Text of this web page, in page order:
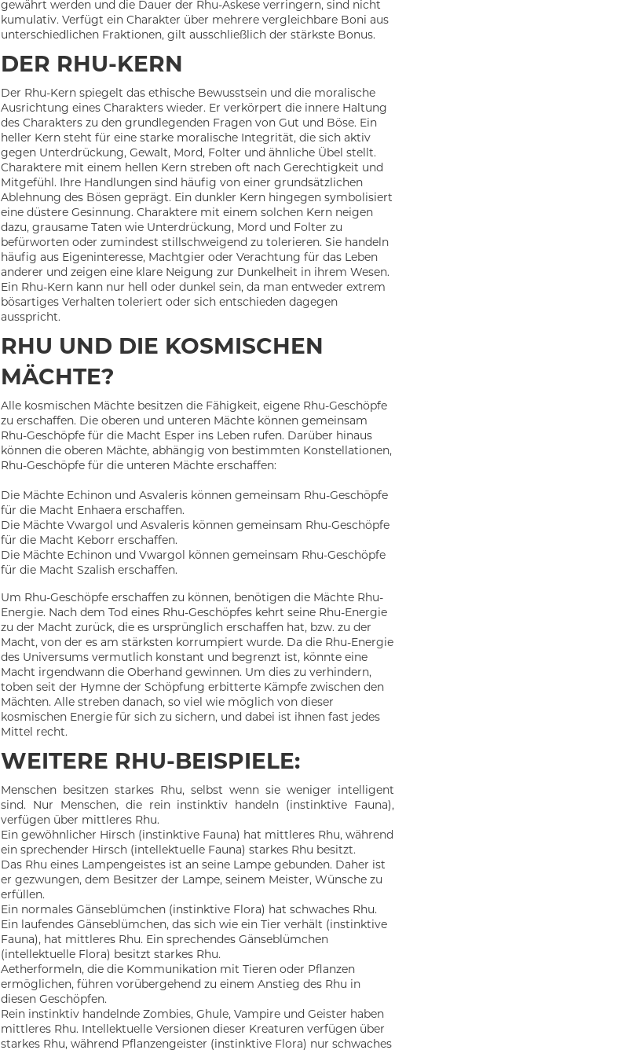
gewährt werden und die Dauer der Rhu-Askese verringern, sind nicht
kumulativ. Verfügt ein Charakter über mehrere vergleichbare Boni aus
unterschiedlichen Fraktionen, gilt ausschließlich der stärkste Bonus.
DER RHU-KERN
Der Rhu-Kern spiegelt das ethische Bewusstsein und die moralische
Ausrichtung eines Charakters wieder. Er verkörpert die innere Haltung
des Charakters zu den grundlegenden Fragen von Gut und Böse. Ein
heller Kern steht für eine starke moralische Integrität, die sich aktiv
gegen Unterdrückung, Gewalt, Mord, Folter und ähnliche Übel stellt.
Charaktere mit einem hellen Kern streben oft nach Gerechtigkeit und
Mitgefühl. Ihre Handlungen sind häufig von einer grundsätzlichen
Ablehnung des Bösen geprägt. Ein dunkler Kern hingegen symbolisiert
eine düstere Gesinnung. Charaktere mit einem solchen Kern neigen
dazu, grausame Taten wie Unterdrückung, Mord und Folter zu
befürworten oder zumindest stillschweigend zu tolerieren. Sie handeln
häufig aus Eigeninteresse, Machtgier oder Verachtung für das Leben
anderer und zeigen eine klare Neigung zur Dunkelheit in ihrem Wesen.
Ein Rhu-Kern kann nur hell oder dunkel sein, da man entweder extrem
bösartiges Verhalten toleriert oder sich entschieden dagegen
ausspricht.
RHU UND DIE KOSMISCHEN
MÄCHTE?
Alle kosmischen Mächte besitzen die Fähigkeit, eigene Rhu-Geschöpfe
zu erschaffen. Die oberen und unteren Mächte können gemeinsam
Rhu-Geschöpfe für die Macht Esper ins Leben rufen. Darüber hinaus
können die oberen Mächte, abhängig von bestimmten Konstellationen,
Rhu-Geschöpfe für die unteren Mächte erschaffen:
Die Mächte Echinon und Asvaleris können gemeinsam Rhu-Geschöpfe
für die Macht Enhaera erschaffen.
Die Mächte Vwargol und Asvaleris können gemeinsam Rhu-Geschöpfe
für die Macht Keborr erschaffen.
Die Mächte Echinon und Vwargol können gemeinsam Rhu-Geschöpfe
für die Macht Szalish erschaffen.
Um Rhu-Geschöpfe erschaffen zu können, benötigen die Mächte Rhu-
Energie. Nach dem Tod eines Rhu-Geschöpfes kehrt seine Rhu-Energie
zu der Macht zurück, die es ursprünglich erschaffen hat, bzw. zu der
Macht, von der es am stärksten korrumpiert wurde. Da die Rhu-Energie
des Universums vermutlich konstant und begrenzt ist, könnte eine
Macht irgendwann die Oberhand gewinnen. Um dies zu verhindern,
toben seit der Hymne der Schöpfung erbitterte Kämpfe zwischen den
Mächten. Alle streben danach, so viel wie möglich von dieser
kosmischen Energie für sich zu sichern, und dabei ist ihnen fast jedes
Mittel recht.
WEITERE RHU-BEISPIELE:
Menschen besitzen starkes Rhu, selbst wenn sie weniger intelligent
sind. Nur Menschen, die rein instinktiv handeln (instinktive Fauna),
verfügen über mittleres Rhu.
Ein gewöhnlicher Hirsch (instinktive Fauna) hat mittleres Rhu, während
ein sprechender Hirsch (intellektuelle Fauna) starkes Rhu besitzt.
Das Rhu eines Lampengeistes ist an seine Lampe gebunden. Daher ist
er gezwungen, dem Besitzer der Lampe, seinem Meister, Wünsche zu
erfüllen.
Ein normales Gänseblümchen (instinktive Flora) hat schwaches Rhu.
Ein laufendes Gänseblümchen, das sich wie ein Tier verhält (instinktive
Fauna), hat mittleres Rhu. Ein sprechendes Gänseblümchen
(intellektuelle Flora) besitzt starkes Rhu.
Aetherformeln, die die Kommunikation mit Tieren oder Pflanzen
ermöglichen, führen vorübergehend zu einem Anstieg des Rhu in
diesen Geschöpfen.
Rein instinktiv handelnde Zombies, Ghule, Vampire und Geister haben
mittleres Rhu. Intellektuelle Versionen dieser Kreaturen verfügen über
starkes Rhu, während Pflanzengeister (instinktive Flora) nur schwaches